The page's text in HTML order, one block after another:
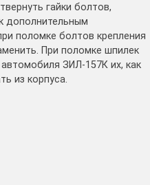
гайки болтов,
дополнительным
поломке болтов крепления
При поломке шпилек
ЗИЛ-157К их, как
из корпуса.